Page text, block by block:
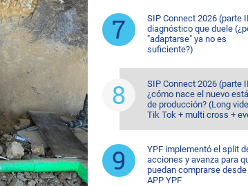
SIP Connect 2026 (parte
diagnóstico que duele
"adaptarse" ya no es
suficiente?)
SIP Connect 2026 (parte
¿cómo nace el nuevo
de producción? (Long
Tik Tok + multi cross +
YPF implementó el split
acciones y avanza para
puedan comprarse desde
APP YPF